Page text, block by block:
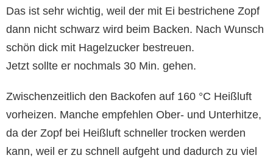
Das ist sehr wichtig, weil der mit Ei bestrichene Zopf
dann nicht schwarz wird beim Backen. Nach Wunsch
schön dick mit Hagelzucker bestreuen.
Jetzt sollte er nochmals 30 Min. gehen.
Zwischenzeitlich den Backofen auf 160 °C Heißluft
vorheizen. Manche empfehlen Ober- und Unterhitze,
da der Zopf bei Heißluft schneller trocken werden
kann, weil er zu schnell aufgeht und dadurch zu viel